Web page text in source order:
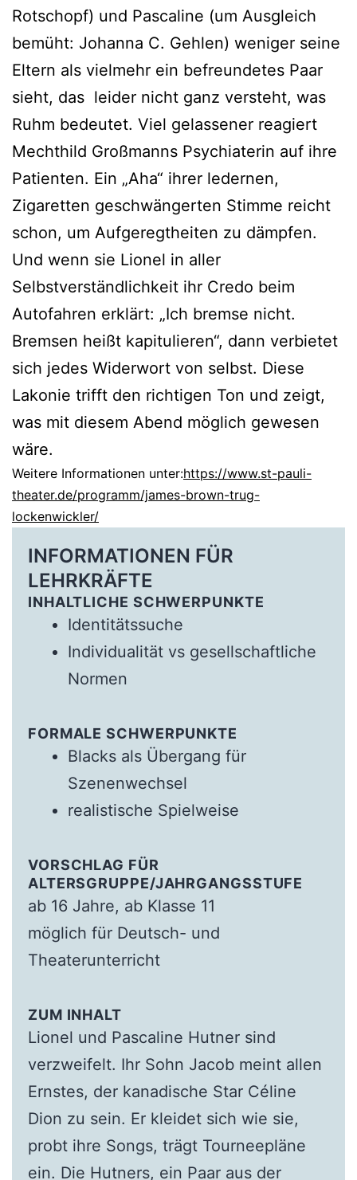
Rotschopf) und Pascaline (um Ausgleich
bemüht: Johanna C. Gehlen) weniger seine
Eltern als vielmehr ein befreundetes Paar
sieht, das leider nicht ganz versteht, was
Ruhm bedeutet. Viel gelassener reagiert
Mechthild Großmanns Psychiaterin auf ihre
Patienten. Ein „Aha“ ihrer ledernen,
Zigaretten geschwängerten Stimme reicht
schon, um Aufgeregtheiten zu dämpfen.
Und wenn sie Lionel in aller
Selbstverständlichkeit ihr Credo beim
Autofahren erklärt: „Ich bremse nicht.
Bremsen heißt kapitulieren“, dann verbietet
sich jedes Widerwort von selbst. Diese
Lakonie trifft den richtigen Ton und zeigt,
was mit diesem Abend möglich gewesen
wäre.
Weitere Informationen unter:https://www.st-pauli-
theater.de/programm/james-brown-trug-
lockenwickler/
INFORMATIONEN FÜR
LEHRKRÄFTE
INHALTLICHE SCHWERPUNKTE
Identitätssuche
Individualität vs gesellschaftliche
Normen
FORMALE SCHWERPUNKTE
Blacks als Übergang für
Szenenwechsel
realistische Spielweise
VORSCHLAG FÜR
ALTERSGRUPPE/JAHRGANGSSTUFE
ab 16 Jahre, ab Klasse 11
möglich für Deutsch- und
Theaterunterricht
ZUM INHALT
Lionel und Pascaline Hutner sind
verzweifelt. Ihr Sohn Jacob meint allen
Ernstes, der kanadische Star Céline
Dion zu sein. Er kleidet sich wie sie,
probt ihre Songs, trägt Tourneepläne
ein. Die Hutners, ein Paar aus der